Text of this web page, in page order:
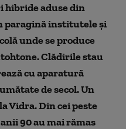
hibride aduse din
paragină institutele și
unde se produce
Clădirile stau
cu aparatură
de secol. Un
Vidra. Din cei peste
90 au mai rămas